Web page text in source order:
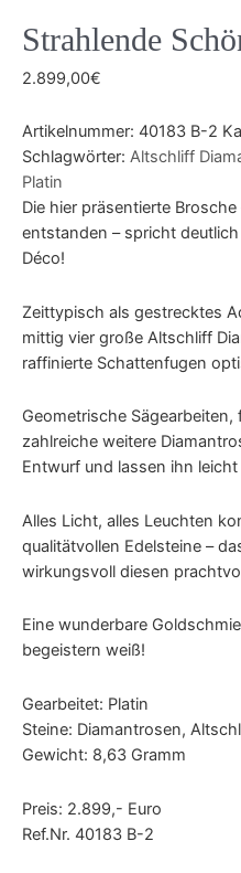
Strahlende
2.899,00€
Artikelnummer: 40183 B-2
Schlagwörter: Altschliff
Platin
Die hier präsentierte
entstanden – spricht
Déco!
Zeittypisch als gestrecktes
mittig vier große Altschliff
raffinierte Schattenfugen
Geometrische Sägearbeiten,
zahlreiche weitere
Entwurf und lassen ihn
Alles Licht, alles Leuchten
qualitätvollen Edelsteine –
wirkungsvoll diesen
Eine wunderbare
begeistern weiß!
Gearbeitet: Platin
Steine: Diamantrosen,
Gewicht: 8,63 Gramm
Preis: 2.899,- Euro
Ref.Nr. 40183 B-2